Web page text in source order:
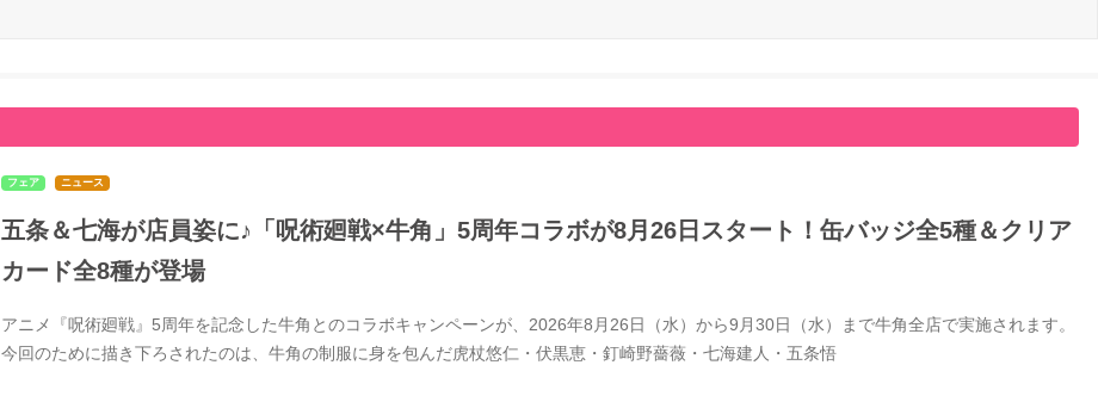
フェア ニュース
五条＆七海が店員姿に♪「呪術廻戦×牛角」5周年コラボが8月26日スタート！缶バッジ全5種＆クリア
カード全8種が登場
アニメ『呪術廻戦』5周年を記念した牛角とのコラボキャンペーンが、2026年8月26日（水）から9月30日（水）まで牛角全店で実施されます。
今回のために描き下ろされたのは、牛角の制服に身を包んだ虎杖悠仁・伏黒恵・釘崎野薔薇・七海建人・五条悟